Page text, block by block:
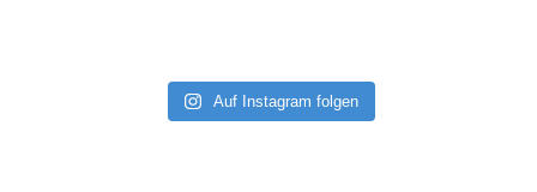
Auf Instagram folgen